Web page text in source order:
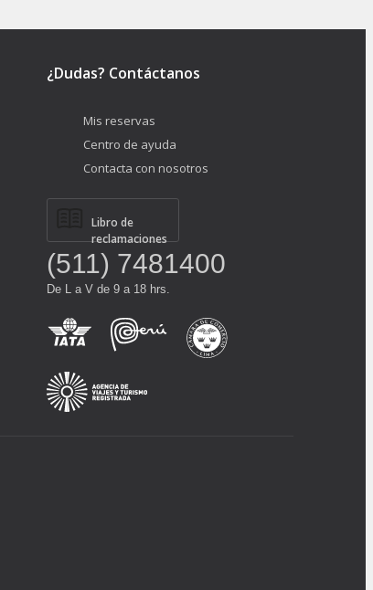
¿Dudas? Contáctanos
Mis reservas
Centro de ayuda
Contacta con nosotros
Libro de
reclamaciones
(511) 7481400
De L a V de 9 a 18 hrs.